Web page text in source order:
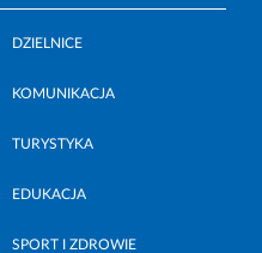
DZIELNICE
KOMUNIKACJA
TURYSTYKA
EDUKACJA
SPORT I ZDROWIE